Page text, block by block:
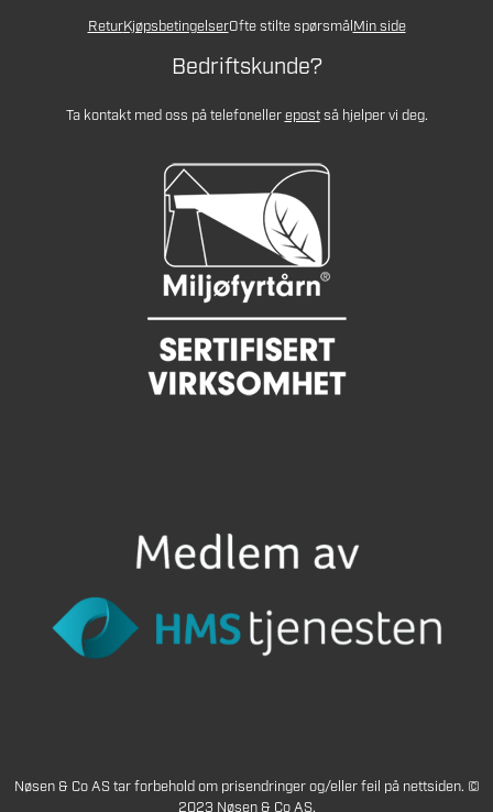
ReturKjøpsbetingelserOfte stilte spørsmålMin side
Bedriftskunde?
Ta kontakt med oss på telefonellerepostså hjelper vi deg.
Nøsen & Co AS tar forbehold om prisendringer og/eller feil på nettsiden. ©
2023 Nøsen & Co AS.